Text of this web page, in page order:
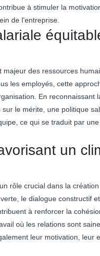
à stimuler la
de l’entreprise.
des ressources
les employés, cette
En reconnaissant
le mérite, une politique
ce qui se traduit par
un
rôle crucial dans la création
le dialogue constructif
à renforcer la
où les relations sont
leur motivation, leur